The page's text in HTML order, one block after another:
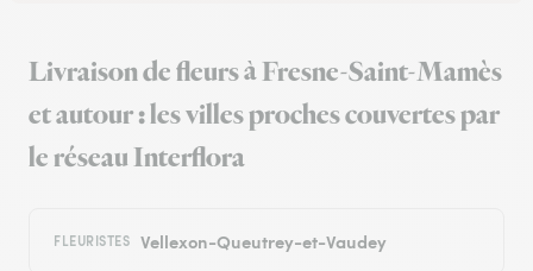
Livraison de fleurs à Fresne-Saint-Mamès
et autour : les villes proches couvertes par
le réseau Interflora
FLEURISTES Vellexon-Queutrey-et-Vaudey